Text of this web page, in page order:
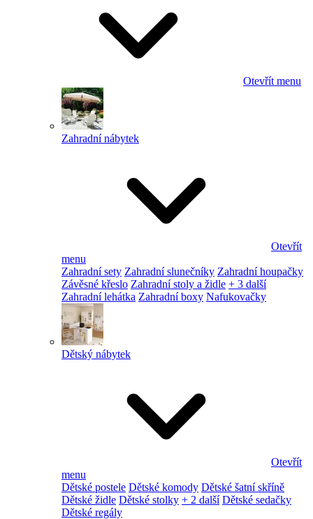
Otevřít menu
Zahradní nábytek
Otevřít
menu
Zahradní sety Zahradní slunečníky Zahradní houpačky
Závěsné křeslo Zahradní stoly a židle + 3 další
Zahradní lehátka Zahradní boxy Nafukovačky
Dětský nábytek
Otevřít
menu
Dětské postele Dětské komody Dětské šatní skříně
Dětské židle Dětské stolky + 2 další Dětské sedačky
Dětské regály